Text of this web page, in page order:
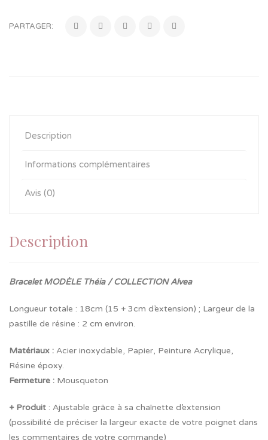
PARTAGER:
Description
Informations complémentaires
Avis (0)
Description
Bracelet MODÈLE Théia / COLLECTION Alvea
Longueur totale : 18cm (15 + 3cm d’extension) ; Largeur de la
pastille de résine : 2 cm environ.
Matériaux : Acier inoxydable, Papier, Peinture Acrylique,
Résine époxy.
Fermeture : Mousqueton
+ Produit : Ajustable grâce à sa chaînette d’extension
(possibilité de préciser la largeur exacte de votre poignet dans
les commentaires de votre commande)